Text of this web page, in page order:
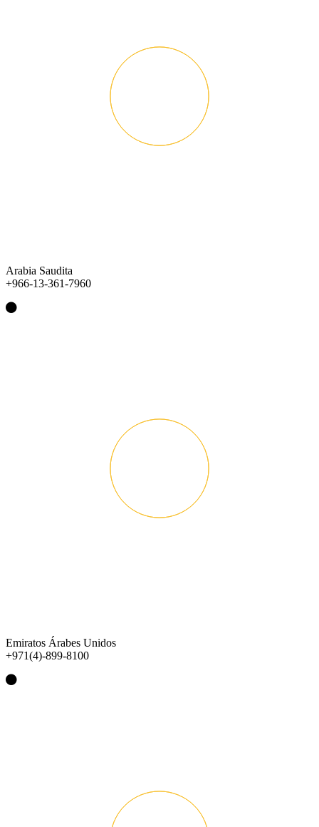
Arabia Saudita
+966-13-361-7960
Emiratos Árabes Unidos
+971(4)-899-8100